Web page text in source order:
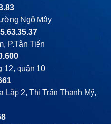
Ngô Mây
P.Tân Tiến
12, quận 10
Lập 2, Thị Trấn Thạnh Mỹ,